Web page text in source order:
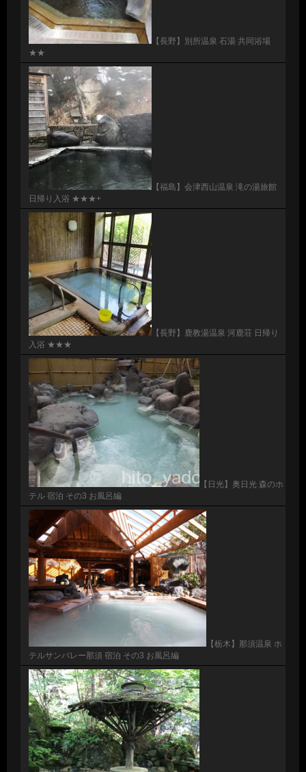
【長野】別所温泉 石湯 共同浴場
★★
【福島】会津西山温泉 滝の湯旅館
日帰り入浴 ★★★+
【長野】鹿教湯温泉 河鹿荘 日帰り
入浴 ★★★
【日光】奥日光 森のホ
テル 宿泊 その3 お風呂編
【栃木】那須温泉 ホ
テルサンバレー那須 宿泊 その3 お風呂編